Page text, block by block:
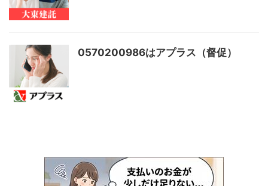
0570200986はアプラス（督促）